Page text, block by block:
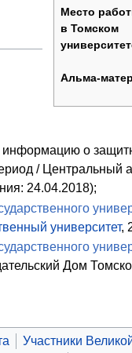
Место
в Томском
Альма-
о
/ Центральный
24.04.2018);
университет,
Дом
Участники